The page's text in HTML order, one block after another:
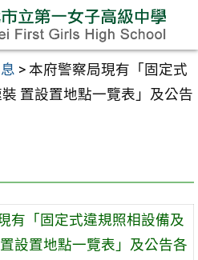
> 本府警察局現有「固定式
置設置地點一覽表」及公告
有「固定式違規照相設備及
設置地點一覽表」及公告各